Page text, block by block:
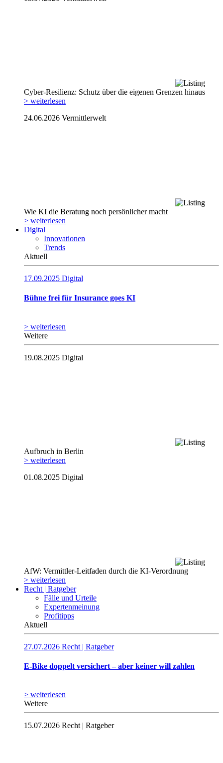
Cyber-Resilienz: Schutz über die eigenen Grenzen hinaus
> weiterlesen
24.06.2026 Vermittlerwelt
Wie KI die Beratung noch persönlicher macht
> weiterlesen
Digital
Innovationen
Trends
Aktuell
17.09.2025 Digital
Bühne frei für Insurance goes KI
> weiterlesen
Weitere
19.08.2025 Digital
Aufbruch in Berlin
> weiterlesen
01.08.2025 Digital
AfW: Vermittler-Leitfaden durch die KI-Verordnung
> weiterlesen
Recht | Ratgeber
Fälle und Urteile
Expertenmeinung
Profitipps
Aktuell
27.07.2026 Recht | Ratgeber
E-Bike doppelt versichert – aber keiner will zahlen
> weiterlesen
Weitere
15.07.2026 Recht | Ratgeber